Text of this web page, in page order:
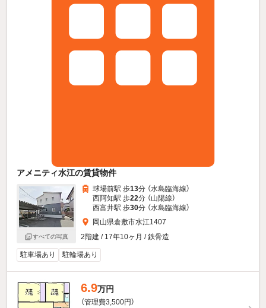
アメニティ水江の賃貸物件
すべての写真
球場前駅 歩13分 （水島臨海線）
西阿知駅 歩22分 （山陽線）
西富井駅 歩30分 （水島臨海線）
岡山県倉敷市水江1407
2階建 / 17年10ヶ月 / 鉄骨造
駐車場あり 駐輪場あり
6.9万円
（管理費3,500円）